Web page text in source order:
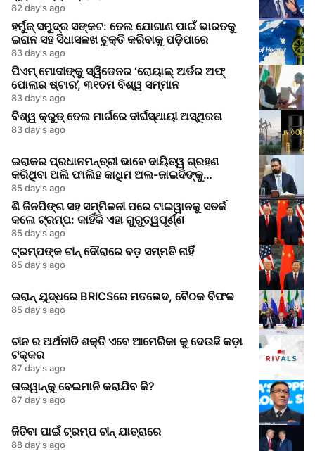
82 day's ago
ହର୍ମୁଜ୍ ସମୁଦ୍ର ସଙ୍କଟ: ତେଲ ଯୋଗାଣ ପାଇଁ ଭାରତକୁ
ଇରାନ ସହ ସିଧାସଳଖ ଚୁକ୍ତି କରିବାକୁ ପଡ଼ିପାରେ
83 day's ago
ପିଏମ୍ ମୋଦୀଙ୍କୁ ସ୍ୱିଡେନର ‘ରୋୟାଲ୍ ଅର୍ଡର ଅଫ୍
ପୋଲାର ଷ୍ଟାର’, ୩୧ତମ ବିଶ୍ୱ ସମ୍ମାନ
83 day's ago
ବିଶ୍ୱ କ୍ରୁଡ୍ ତେଲ ମାର୍ଗରେ ଦୀର୍ଘସ୍ଥାୟୀ ଅସ୍ଥିରତା
83 day's ago
ଇରାକର ପ୍ରଧାନମନ୍ତ୍ରୀ ଭାବେ ଦାୟିତ୍ୱ ଗ୍ରହଣ
କରିଥିବା ଅଲି ଫାଲିହ କାଧିମ ଅଲ-ଜାଇଦିଙ୍କୁ
ପ୍ରଧାନମନ୍ତ୍ରୀ ମୋଦୀଙ୍କ ଅଭିନନ୍ଦନ
85 day's ago
ଶି ଜିନପିଙ୍ଗ ସହ ସମ୍ମିଳନୀ ପରେ ଟାଇୱାନକୁ ସତର୍କ
କଲେ ଟ୍ରମ୍ପ: କାହିଁକି ଏହା ଗୁରୁତ୍ୱପୂର୍ଣ୍ଣ
85 day's ago
ଟ୍ରମ୍ପଙ୍କ ଚୀନ୍‌ ଦୌରାରେ ବଡ଼ ସମ୍ମତି ନାହିଁ
85 day's ago
ଇରାନ୍‌ ଯୁଦ୍ଧରେ BRICSରେ ମତଭେଦ, ବୈଠକ ବିଫଳ
85 day's ago
ଚୀନ ର ଅର୍ଥନୀତି ଶକ୍ତି ଏବେ ଆମେରିକା କୁ ଦେଉଛି କଡ଼ା
ଟକ୍କର
87 day's ago
ତାଇୱାନ୍‌କୁ ବେଇମାନି କରାଯିବ କି?
87 day's ago
ଜିତିବା ପାଇଁ ଟ୍ରମ୍ପ ଚୀନ୍‌ ଯାତ୍ରାରେ
88 day's ago